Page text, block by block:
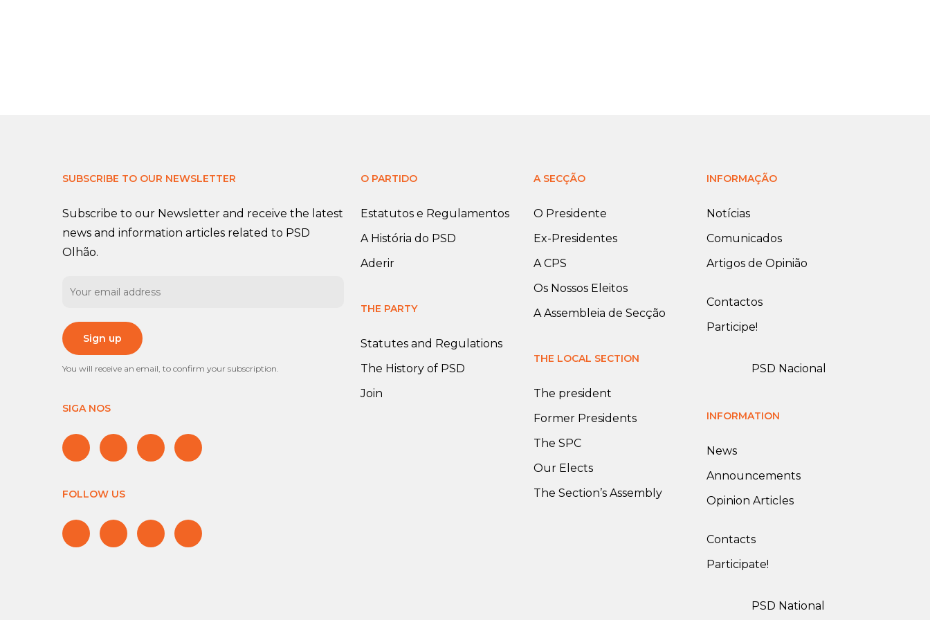
SUBSCRIBE TO OUR NEWSLETTER
Subscribe to our Newsletter and receive the latest
news and information articles related to PSD
Olhão.
You will receive an email, to confirm your subscription.
SIGA NOS
FOLLOW US
O PARTIDO
Estatutos e Regulamentos
A História do PSD
Aderir
THE PARTY
Statutes and Regulations
The History of PSD
Join
A SECÇÃO
O Presidente
Ex-Presidentes
A CPS
Os Nossos Eleitos
A Assembleia de Secção
THE LOCAL SECTION
The president
Former Presidents
The SPC
Our Elects
The Section’s Assembly
INFORMAÇÃO
Notícias
Comunicados
Artigos de Opinião
Contactos
Participe!
PSD Nacional
INFORMATION
News
Announcements
Opinion Articles
Contacts
Participate!
PSD National